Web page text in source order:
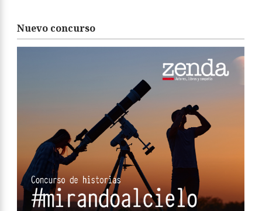
Nuevo concurso